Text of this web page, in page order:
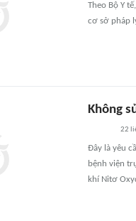
Theo Bộ Y
cơ sở pháp
Không
22
Đây là yêu
bệnh viện
khí Nitơ